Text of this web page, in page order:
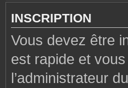
INSCRIPTION
Vous devez être
est rapide et
l’administrateur